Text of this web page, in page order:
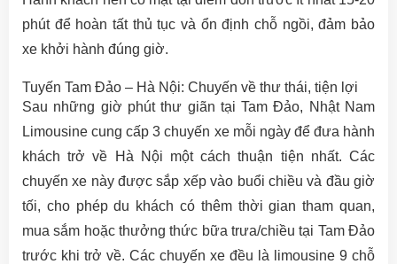
phút để hoàn tất thủ tục và ổn định chỗ ngồi, đảm bảo
xe khởi hành đúng giờ.
Tuyến Tam Đảo – Hà Nội: Chuyến về thư thái, tiện lợi
Sau những giờ phút thư giãn tại Tam Đảo, Nhật Nam
Limousine cung cấp 3 chuyến xe mỗi ngày để đưa hành
khách trở về Hà Nội một cách thuận tiện nhất. Các
chuyến xe này được sắp xếp vào buổi chiều và đầu giờ
tối, cho phép du khách có thêm thời gian tham quan,
mua sắm hoặc thưởng thức bữa trưa/chiều tại Tam Đảo
trước khi trở về. Các chuyến xe đều là limousine 9 chỗ